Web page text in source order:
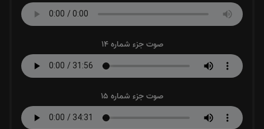
صوت جزء شماره 14
صوت جزء شماره 15